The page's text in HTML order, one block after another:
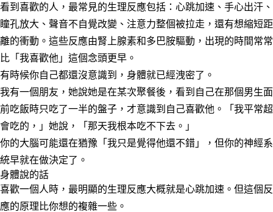
看到喜歡的人，最常見的生理反應包括：心跳加速、手心出汗、
瞳孔放大、聲音不自覺改變、注意力整個被拉走，還有想縮短距
離的衝動。這些反應由腎上腺素和多巴胺驅動，出現的時間常常
比「我喜歡他」這個念頭更早。
有時候你自己都還沒意識到，身體就已經洩密了。
我有一個朋友，她說她是在某次聚餐後，看到自己在那個男生面
前吃飯時只吃了一半的盤子，才意識到自己喜歡他。「我平常超
會吃的，」她說，「那天我根本吃不下去。」
你的大腦可能還在猶豫「我只是覺得他還不錯」，但你的神經系
統早就在做決定了。
身體說的話
喜歡一個人時，最明顯的生理反應大概就是心跳加速。但這個反
應的原理比你想的複雜一些。